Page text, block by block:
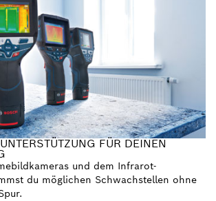
FÜR DEINEN
und dem Infrarot-
du möglichen Schwachstellen ohne